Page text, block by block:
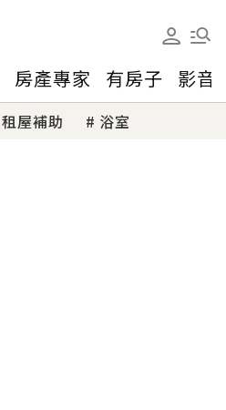
房產專家 有房子 影音
租屋補助 浴室